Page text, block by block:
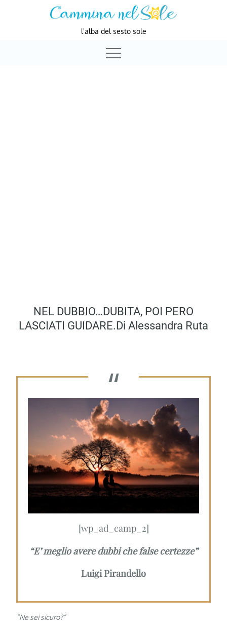
l'alba del sesto sole
NEL DUBBIO…DUBITA, POI PERO
LASCIATI GUIDARE.di Alessandra Ruta
[wp_ad_camp_2]
“E’ meglio avere dubbi che false certezze”
Luigi Pirandello
“Ne sei sicuro?”